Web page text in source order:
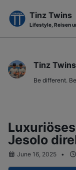
primary
navigation
content
footer
Tinz Twins
Lifestyle, Reisen
Tinz Twins
Be different.
Jesolo
June 16, 2025